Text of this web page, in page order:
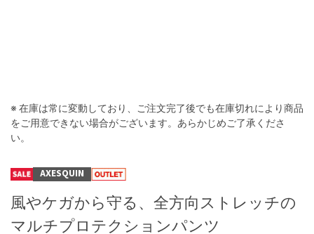
※ 在庫は常に変動しており、ご注文完了後でも在庫切れにより商品
をご用意できない場合がございます。あらかじめご了承くださ
い。
AXESQUIN
風やケガから守る、全方向ストレッチの
マルチプロテクションパンツ